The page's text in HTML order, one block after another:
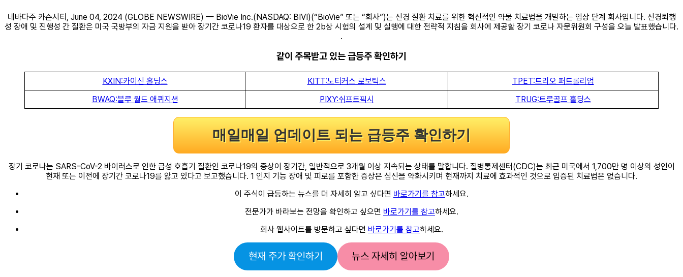
네바다주 카슨시티, June 04, 2024 (GLOBE NEWSWIRE) — BioVie Inc.(NASDAQ: BIVI)(“BioVie” 또는 “회사”)는 신경 질환 치료를 위한 혁신적인 약물 치료법을 개발하는 임상 단계 회사입니다. 신경퇴행
성 장애 및 진행성 간 질환은 미국 국방부의 자금 지원을 받아 장기간 코로나19 환자를 대상으로 한 2b상 시험의 설계 및 실행에 대한 전략적 지침을 회사에 제공할 장기 코로나 자문위원회 구성을 오늘 발표했습니다.
.
같이 주목받고 있는 급등주 확인하기
KXIN:카이신 홀딩스 KITT:노티커스 로보틱스
TPET:트리오 퍼트롤리엄
BWAQ:블루 월드 애퀴지션
PIXY:쉬프트픽시 TRUG:트루골프 홀딩스
매일매일 업데이트 되는 급등주 확인하기
장기 코로나는 SARS-CoV-2 바이러스로 인한 급성 호흡기 질환인 코로나19의 증상이 장기간, 일반적으로 3개월 이상 지속되는 상태를 말합니다. 질병통제센터(CDC)는 최근 미국에서 1,700만 명 이상의 성인이
현재 또는 이전에 장기간 코로나19를 앓고 있다고 보고했습니다. 1 인지 기능 장애 및 피로를 포함한 증상은 심신을 약화시키며 현재까지 치료에 효과적인 것으로 입증된 치료법은 없습니다.
이 주식이 급등하는 뉴스를 더 자세히 알고 싶다면 바로가기를 참고하세요.
전문가가 바라보는 전망을 확인하고 싶으면 바로가기를 참고하세요.
회사 웹사이트를 방문하고 싶다면 바로가기를 참고하세요.
현재 주가 확인하기 뉴스 자세히 알아보기